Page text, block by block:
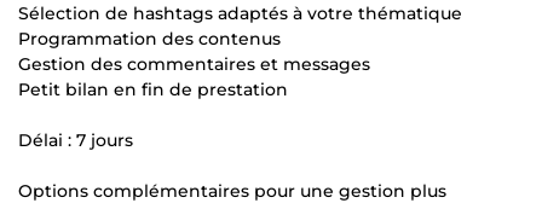
Sélection de hashtags adaptés à votre thématique
Programmation des contenus
Gestion des commentaires et messages
Petit bilan en fin de prestation
Délai : 7 jours
Options complémentaires pour une gestion plus